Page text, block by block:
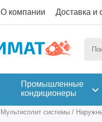
О компании Доставка и
Промышленные
кондиционеры
Мультисплит системы /